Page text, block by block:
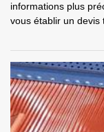
informations plus
vous établir un devis